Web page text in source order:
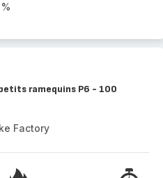
ramequins P6 - 100
Factory